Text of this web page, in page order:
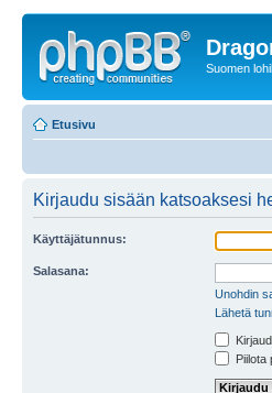
Suomen
Etusivu
Kirjaudu sisään katsoaksesi
Käyttäjätunnus:
Salasana:
Unohdin
Lähetä
Piilota